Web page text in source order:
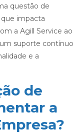
questão de
impacta
a Agill Service ao
suporte contínuo
e a
de
a